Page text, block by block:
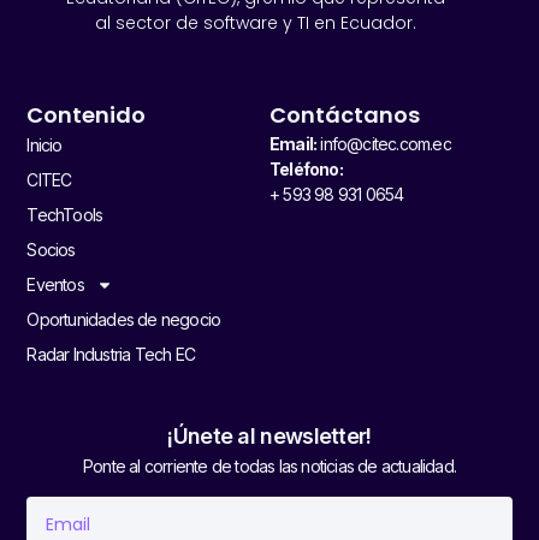
al sector de software y TI en Ecuador.
Contenido
Inicio
CITEC
TechTools
Socios
Eventos
Oportunidades de negocio
Radar Industria Tech EC
Contáctanos
Email:info@citec.com.ec
Teléfono:
+ 593 98 931 0654
¡Únete al newsletter!
Ponte al corriente de todas las noticias de actualidad.